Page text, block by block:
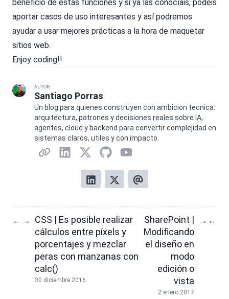
beneficio de estas funciones y si ya las conocíais, podéis
aportar casos de uso interesantes y así podremos
ayudar a usar mejores prácticas a la hora de maquetar
sitios web.
Enjoy coding!!
AUTOR
Santiago Porras
Un blog para quienes construyen con ambicion tecnica:
arquitectura, patrones y decisiones reales sobre IA,
agentes, cloud y backend para convertir complejidad en
sistemas claros, utiles y con impacto.
← → CSS | Es posible realizar
cálculos entre píxels y
porcentajes y mezclar
peras con manzanas con
calc()
30 diciembre 2016
SharePoint |
Modificando
el diseño en
modo
edición o
vista
2 enero 2017
→ ←